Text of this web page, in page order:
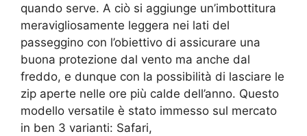
quando serve. A ciò si aggiunge un’imbottitura
meravigliosamente leggera nei lati del
passeggino con l’obiettivo di assicurare una
buona protezione dal vento ma anche dal
freddo, e dunque con la possibilità di lasciare le
zip aperte nelle ore più calde dell’anno. Questo
modello versatile è stato immesso sul mercato
in ben 3 varianti: Safari,